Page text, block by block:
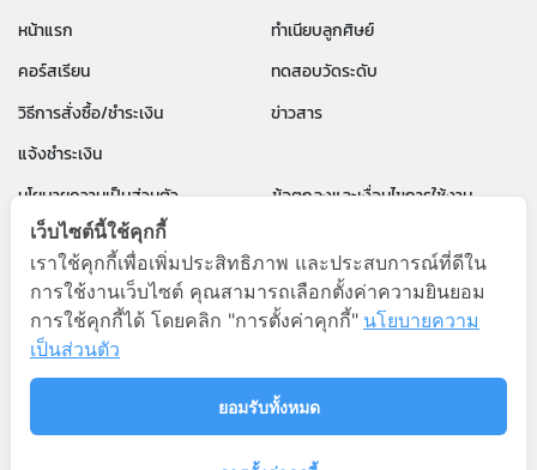
PAUL PARA English by P'Paul
096-8322436
หน้าแรก
คอร์สเรียน
วิธีการสั่งซื้อ/ชำระเงิน
แจ้งชำระเงิน
ทำเนียบลูกศิษย์
ทดสอบวัดระดับ
ข่าวสาร
นโยบายความเป็นส่วนตัว
ข้อตกลงและเงื่อนไขการใช้งาน
คำถามที่พบบ่อย
เว็บไซต์นี้ใช้คุกกี้
เราใช้คุกกี้เพื่อเพิ่มประสิทธิภาพ และประสบการณ์ที่ดีใน
การใช้งานเว็บไซต์ คุณสามารถเลือกตั้งค่าความยินยอม
การใช้คุกกี้ได้ โดยคลิก "การตั้งค่าคุกกี้" นโยบายความ
เป็นส่วนตัว
ยอมรับทั้งหมด